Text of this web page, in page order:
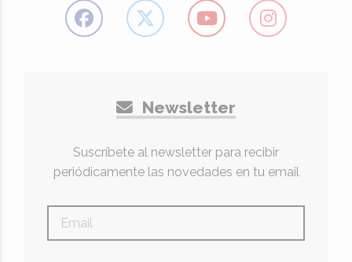
Newsletter
Suscríbete al newsletter para recibir
periódicamente las novedades en tu email